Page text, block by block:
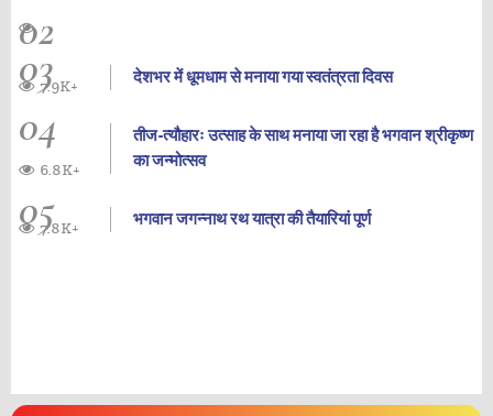
02
03 देशभर में धूमधाम से मनाया गया स्वतंत्रता दिवस
7.9K+
04
तीज-त्यौहारः उत्साह के साथ मनाया जा रहा है भगवान श्रीकृष्ण
का जन्‍मोत्‍सव
6.8K+
05 भगवान जगन्नाथ रथ यात्रा की तैयारियां पूर्ण
7.8K+